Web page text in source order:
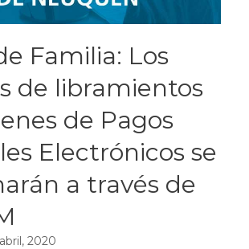
Familia: Los
de libramientos
de Pagos
Electrónicos se
a través de
2020